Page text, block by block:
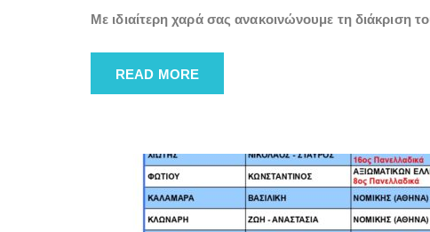
Με ιδιαίτερη χαρά σας ανακοινώνουμε τη διάκριση
READ MORE